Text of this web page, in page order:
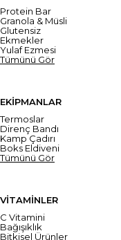
Protein Bar
Granola & Müsli
Glutensiz
Ekmekler
Yulaf Ezmesi
Tümünü Gör
EKİPMANLAR
Termoslar
Direnç Bandı
Kamp Çadırı
Boks Eldiveni
Tümünü Gör
VİTAMİNLER
C Vitamini
Bağışıklık
Bitkisel Ürünler